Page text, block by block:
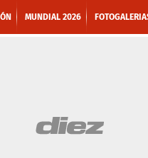
MUNDIAL 2026